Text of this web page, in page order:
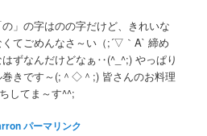
」の字はのの字だけど、きれいな
てごめんなさ～い（;´▽｀A` 締め
ずなんだけどなぁ‥(^_^;) やっぱり
きです～(;＾◇＾;) 皆さんのお料理
してま～す^^;
パーマリンク